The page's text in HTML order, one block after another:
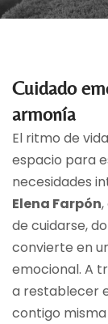
Cuidado
armonía
El ritmo de
espacio para
necesidades
Elena Farpón
de cuidarse,
convierte en
emocional. A
a restablecer
contigo